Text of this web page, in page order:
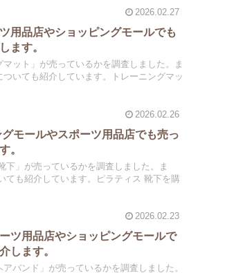
2026.02.27
用品店やショッピングモールでも
ます。
ット」が売っているかを調査しました。ま
いても紹介しています。トレーニングマッ
2026.02.26
モールやスポーツ用品店でも売っ
。
」が売っているかを調査しました。ま
ても紹介しています。ピラティス 靴下を購
2026.02.23
ツ用品店やショッピングモールで
します。
バンド」が売っているかを調査しました。